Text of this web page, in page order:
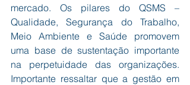
mercado. Os pilares do QSMS –
Qualidade, Segurança do Trabalho,
Meio Ambiente e Saúde promovem
uma base de sustentação importante
na perpetuidade das organizações.
Importante ressaltar que a gestão em